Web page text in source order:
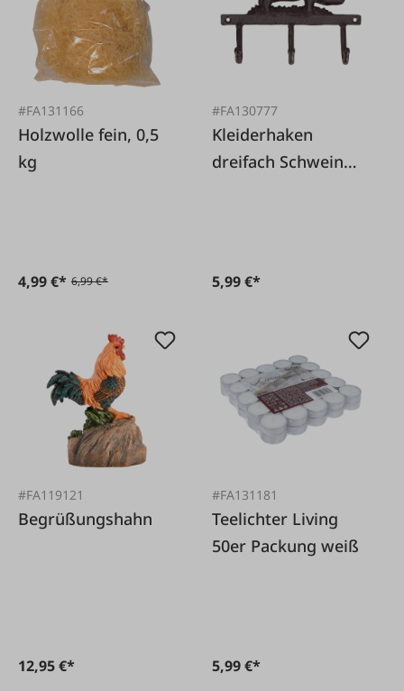
#FA131166
Holzwolle fein, 0,5
kg
4,99 €* 6,99 €*
#FA130777
Kleiderhaken
dreifach Schwein
5,99 €*
#FA119121
Begrüßungshahn
12,95 €*
#FA131181
Teelichter Living
50er Packung weiß
5,99 €*